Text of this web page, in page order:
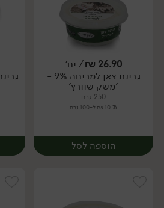
יח׳
26.90
₪/ יח׳
גבינת צאן למריחה 9% -
'משק שוורץ'
250 גרם
10.76 ₪ ל-100 גרם
הוספה לסל